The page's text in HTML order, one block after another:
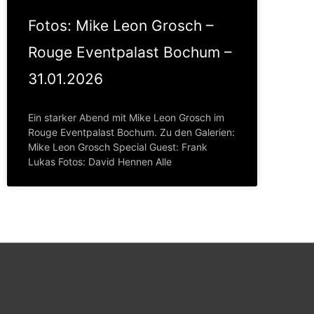
Fotos: Mike Leon Grosch –
Rouge Eventpalast Bochum –
31.01.2026
Ein starker Abend mit Mike Leon Grosch im
Rouge Eventpalast Bochum. Zu den Galerien:
Mike Leon Grosch Special Guest: Frank
Lukas Fotos: David Hennen Alle